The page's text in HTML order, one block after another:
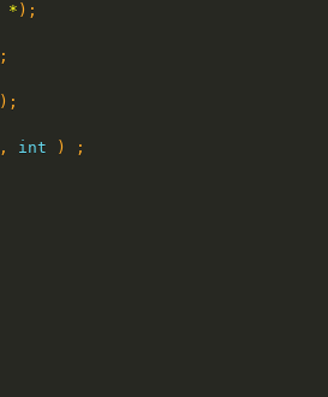
* ) ;
;
) ;
, int ) ;